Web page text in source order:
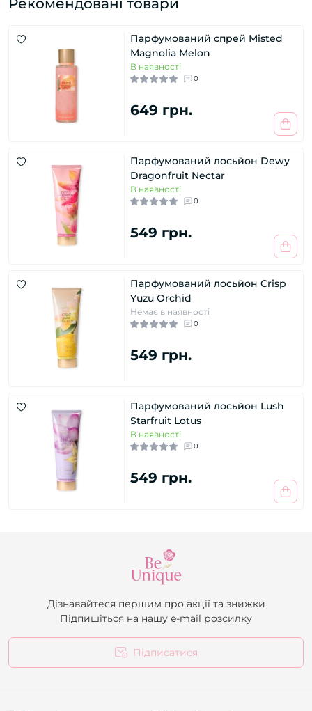
Рекомендовані товари
Парфумований спрей Misted
Magnolia Melon
В наявності
0
649 грн.
Парфумований лосьйон Dewy
Dragonfruit Nectar
В наявності
0
549 грн.
Парфумований лосьйон Crisp
Yuzu Orchid
Немає в наявності
0
549 грн.
Парфумований лосьйон Lush
Starfruit Lotus
В наявності
0
549 грн.
Дізнавайтеся першим про акції та знижки
Підпишіться на нашу e-mail розсилку
Підписатися